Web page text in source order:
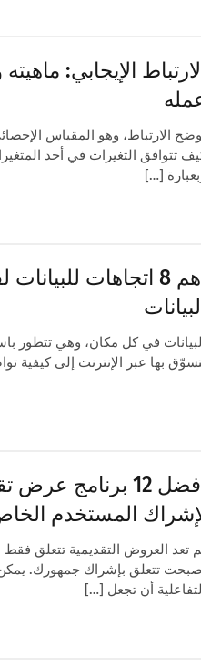
الإيجابي:
الارتباط، وهو المقياس
تتوافق التغيرات في أحد
[…]
أهم 8 اتجاهات
في كل مكان، وهي تتطور
بها عبر الإنترنت إلى كيفية
أفضل 12 برنامج
المستخدم
تعد العروض التقديمية تتعلق
أصبحت تتعلق بإشراك جمهورك. يمكن
التفاعلية أن تجعل […]